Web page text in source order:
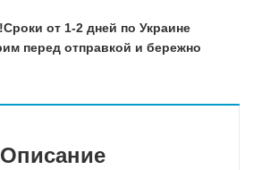
Сроки от 1-2 дней по Украине
перед отправкой и бережно
Описание